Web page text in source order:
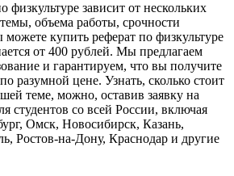
физкультуре зависит от нескольких
объема работы, срочности
купить реферат по физкультуре
от 400 рублей. Мы предлагаем
и гарантируем, что вы получите
разумной цене. Узнать, сколько стоит
теме, можно, оставив заявку на
студентов со всей России, включая
Омск, Новосибирск, Казань,
Ростов-на-Дону, Краснодар и другие